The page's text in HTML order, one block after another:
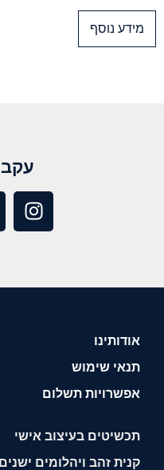
מידע נוסף
אודותינו
תנאי שימוש
אפשרויות תשלום
תכשיטים בעיצוב אישי
קנית זהב ויהלומים ישנים